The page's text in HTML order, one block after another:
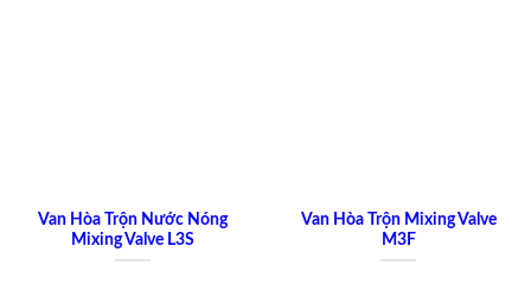
Van Hòa Trộn Nước Nóng
Mixing Valve L3S
Van Hòa Trộn Mixing Valve
M3F